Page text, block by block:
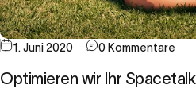
1. Juni 2020 0 Kommentare
Optimieren wir Ihr Spacetalk